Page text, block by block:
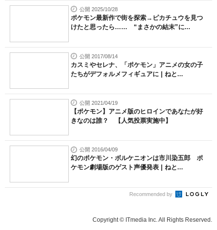
公開 2025/10/28
ポケモン最新作で街を探索→ピカチュウを見つ
けたと思ったら…… “まさかの結末”に...
公開 2017/08/14
カスミやセレナ、「ポケモン」アニメの女の子
たちがデフォルメフィギュアに | ねと...
公開 2021/04/19
【ポケモン】アニメ版のヒロインであなたが好
きなのは誰？ 【人気投票実施中】
公開 2016/04/09
幻のポケモン・ボルケニオンは市川染五郎 ポ
ケモン劇場版のゲスト声優発表 | ねと...
Recommended by
Copyright © ITmedia Inc. All Rights Reserved.